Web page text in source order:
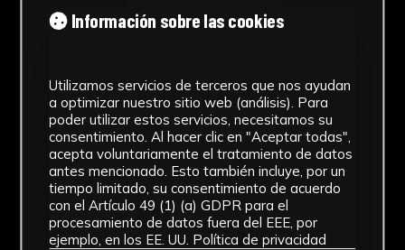
Información sobre las cookies
Utilizamos servicios de terceros que nos ayudan
a optimizar nuestro sitio web (análisis). Para
poder utilizar estos servicios, necesitamos su
consentimiento. Al hacer clic en "Aceptar todas",
acepta voluntariamente el tratamiento de datos
antes mencionado. Esto también incluye, por un
tiempo limitado, su consentimiento de acuerdo
con el Artículo 49 (1) (a) GDPR para el
procesamiento de datos fuera del EEE, por
ejemplo, en los EE. UU. Política de privacidad